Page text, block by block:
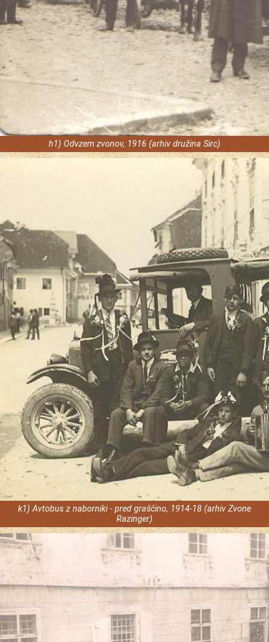
h1) Odvzem zvonov, 1916 (arhiv družina Sirc)
k1) Avtobus z naborniki - pred graščino, 1914-18 (arhiv Zvone
Razinger)